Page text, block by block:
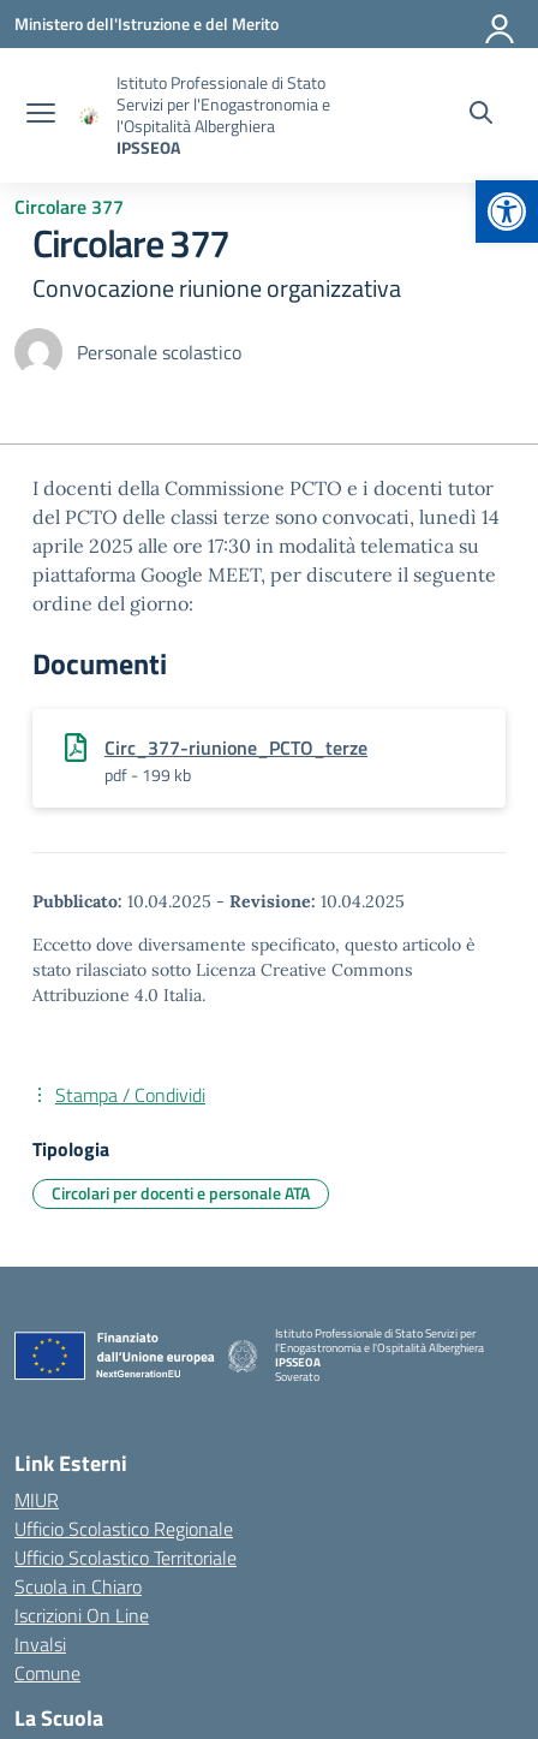
Vai ai contenuti
Vai al menu di navigazione
Vai al footer
Ministero dell'Istruzione e del Merito
Istituto Professionale di Stato
Servizi per l'Enogastronomia e
l'Ospitalità Alberghiera
IPSSEOA
Circolare 377
Circolare 377
Convocazione riunione organizzativa
Personale scolastico
I docenti della Commissione PCTO e i docenti tutor
del PCTO delle classi terze sono convocati, lunedì 14
aprile 2025 alle ore 17:30 in modalità telematica su
piattaforma Google MEET, per discutere il seguente
ordine del giorno:
Documenti
Circ_377-riunione_PCTO_terze
pdf - 199 kb
Pubblicato: 10.04.2025 - Revisione: 10.04.2025
Eccetto dove diversamente specificato, questo articolo è
stato rilasciato sotto Licenza Creative Commons
Attribuzione 4.0 Italia.
Stampa / Condividi
Tipologia
Circolari per docenti e personale ATA
Istituto Professionale di Stato Servizi per
l'Enogastronomia e l'Ospitalità Alberghiera
IPSSEOA
Soverato
Link Esterni
MIUR
Ufficio Scolastico Regionale
Ufficio Scolastico Territoriale
Scuola in Chiaro
Iscrizioni On Line
Invalsi
Comune
La Scuola